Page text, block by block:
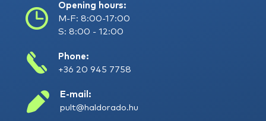
Opening hours:
M-F: 8:00-17:00
S: 8:00 - 12:00
Phone:
+36 20 945 7758
E-mail:
pult@haldorado.hu